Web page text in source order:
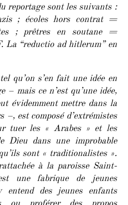
reportage sont les suivants :
; écoles hors contrat =
; prêtres en soutane =
La “reductio ad hitlerum” en
qu’on s’en fait une idée en
– mais ce n’est qu’une idée,
évidemment mettre dans la
–, est composé d’extrémistes
tuer les « Arabes » et les
dans une improbable
sont « traditionalistes ».
à la paroisse Saint-
une fabrique de jeunes
entend des jeunes enfants